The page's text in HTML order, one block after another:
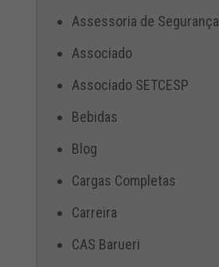
Assessoria de Segurança
Associado
Associado SETCESP
Bebidas
Blog
Cargas Completas
Carreira
CAS Barueri